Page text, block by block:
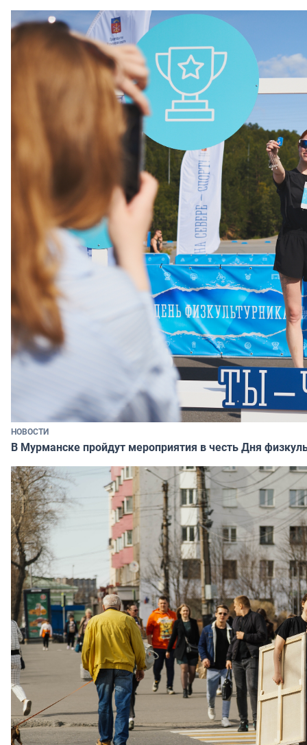
НОВОСТИ
В Мурманске пройдут мероприятия в честь Дня